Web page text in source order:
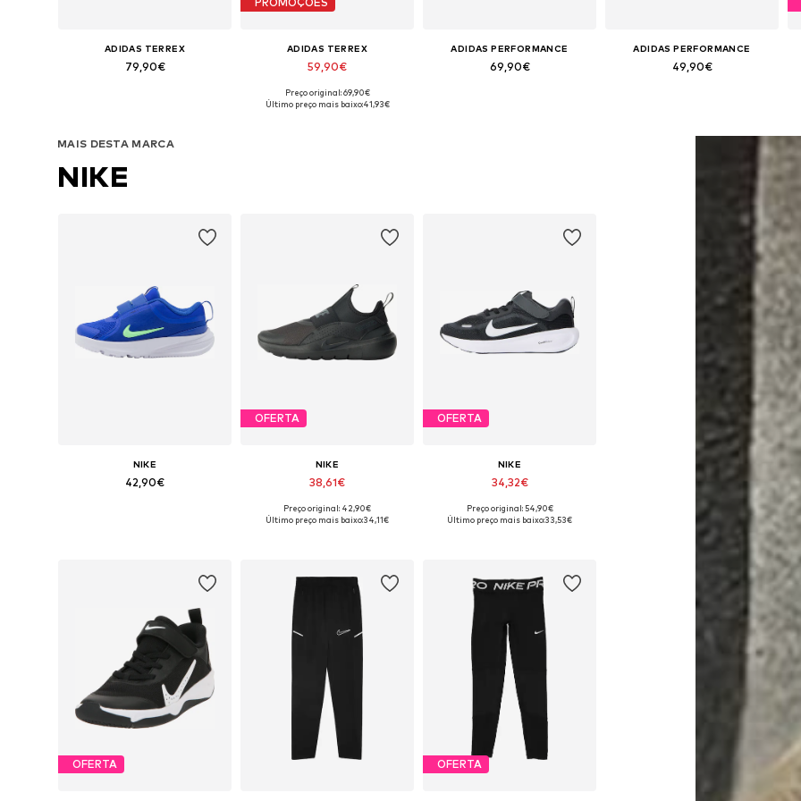
ADIDAS TERREX
79,90€
ADIDAS TERREX
59,90€
+1
Disponível em vários tamanhos
Preço original: 69,90€
Último preço mais baixo:41,93€
ADIDAS PERFORMANCE
69,90€
ADIDAS PERFORMANCE
49,90€
MAIS DESTA MARCA
NIKE
NIKE
42,90€
OFERTA
NIKE
38,61€
Disponível em vários tamanhos
Preço original: 42,90€
Último preço mais baixo:34,11€
OFERTA
NIKE
34,32€
Preço original: 54,90€
Último preço mais baixo:33,53€
OFERTA OFERTA